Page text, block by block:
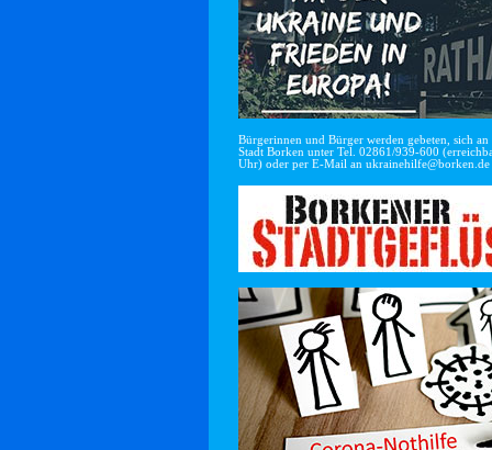
Bürgerinnen und Bürger werden gebeten, sich
Stadt Borken unter Tel. 02861/939-600
Uhr) oder per E-Mail an ukrainehilfe@borken.de